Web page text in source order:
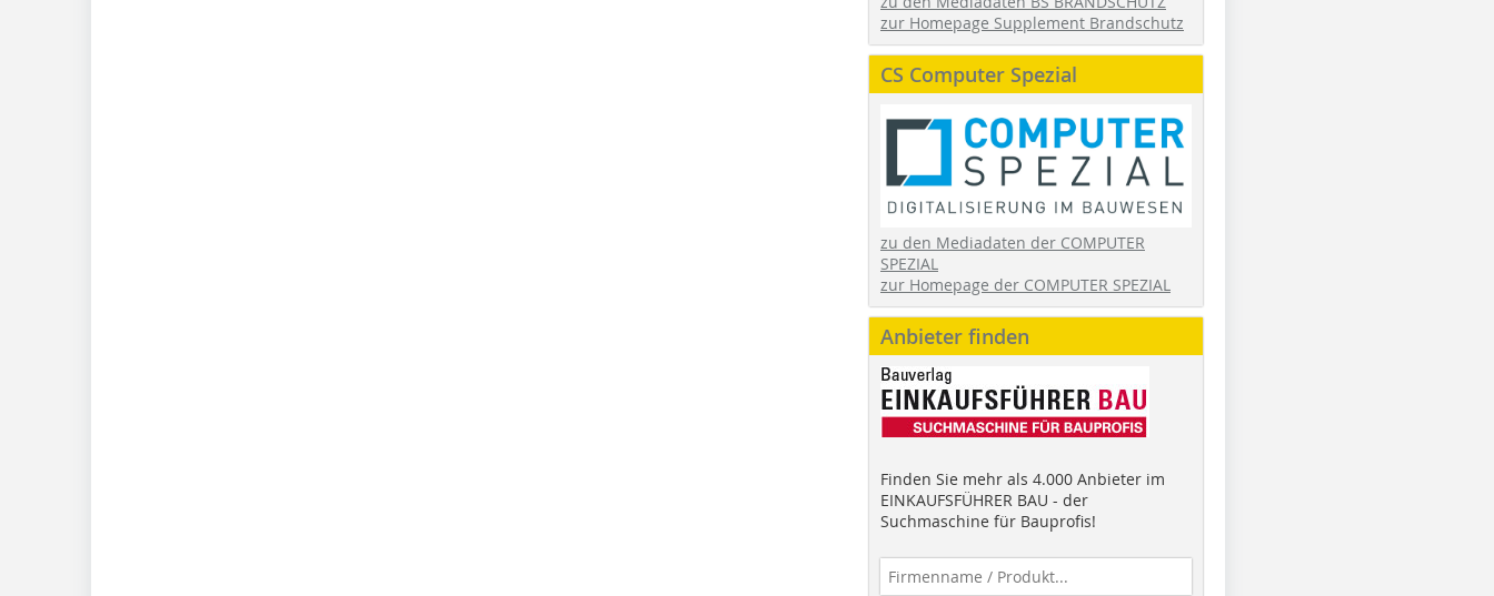
zur Homepage Supplement Brandschutz
CS Computer Spezial
zu den Mediadaten der COMPUTER
SPEZIAL
zur Homepage der COMPUTER SPEZIAL
Anbieter finden
Finden Sie mehr als 4.000 Anbieter im
EINKAUFSFÜHRER BAU - der
Suchmaschine für Bauprofis!